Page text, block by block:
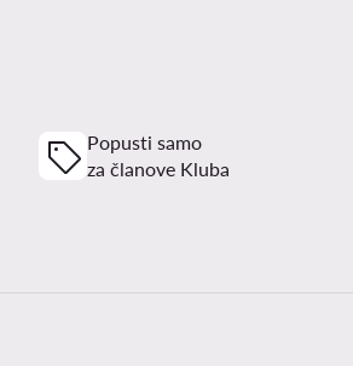
Popusti samo
za članove Kluba